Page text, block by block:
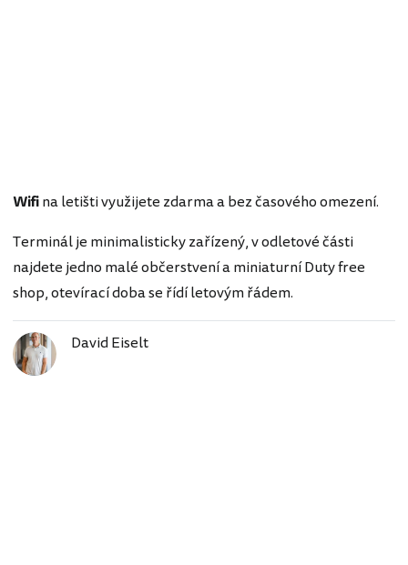
Wifina letišti využijete zdarma a bez časového omezení.
Terminál je minimalisticky zařízený, v odletové části
najdete jedno malé občerstvení a miniaturní Duty free
shop, otevírací doba se řídí letovým řádem.
David Eiselt